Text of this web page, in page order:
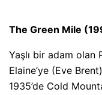
The Green Mile
Yaşlı bir adam olan
Elaine’ye (Eve
1935’de Cold